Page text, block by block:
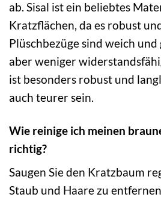
ab. Sisal ist ein beliebtes
Kratzflächen, da es robust
Plüschbezüge sind weich
aber weniger
ist besonders robust und
auch teurer sein.
Wie reinige ich meinen
richtig?
Saugen Sie den Kratzbaum
Staub und Haare zu